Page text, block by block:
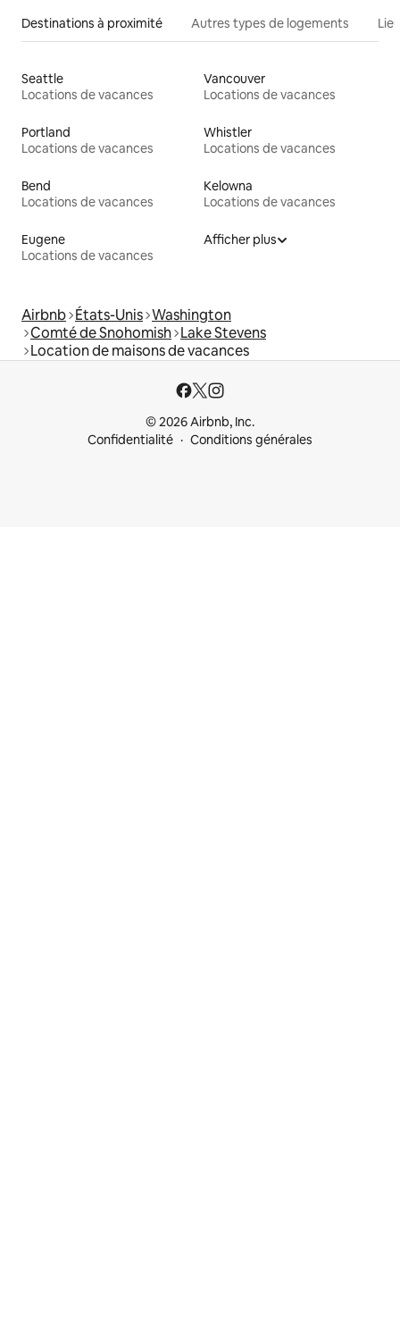
Destinations à proximité Autres types de logements
Seattle
Locations de vacances
Vancouver
Locations de vacances
Portland
Locations de vacances
Whistler
Locations de vacances
Bend
Locations de vacances
Kelowna
Locations de vacances
Eugene
Locations de vacances
Afficher plus
Airbnb États-Unis Washington
Comté de Snohomish Lake Stevens
Location de maisons de vacances
© 2026 Airbnb, Inc.
Confidentialité
Conditions générales